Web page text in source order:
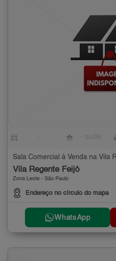
Sala Comercial à Venda na Vila
Vila Regente Feijó
Zona Leste - São Paulo
Endereço no círculo do mapa
WhatsApp